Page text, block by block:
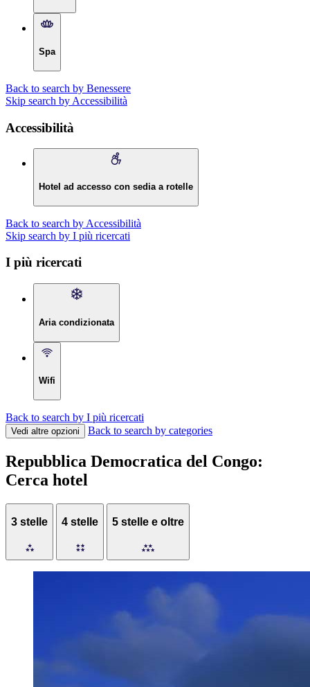
Spa
Back to search by Benessere
Skip search by Accessibilità
Accessibilità
Hotel ad accesso con sedia a rotelle
Back to search by Accessibilità
Skip search by I più ricercati
I più ricercati
Aria condizionata
Wifi
Back to search by I più ricercati
Vedi altre opzioni Back to search by categories
Repubblica Democratica del Congo:
Cerca hotel
3 stelle 4 stelle 5 stelle e oltre